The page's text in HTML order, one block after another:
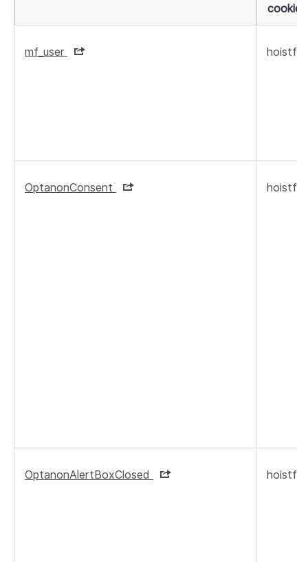
strictement
nécessaires
mf_user
OptanonConsent
OptanonAlertBoxClosed